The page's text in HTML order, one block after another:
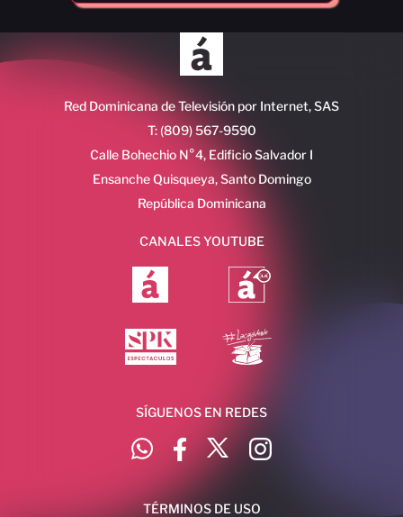
Red Dominicana de Televisión por Internet, SAS
T: (809) 567-9590
Calle Bohechio N°4, Edificio Salvador I
Ensanche Quisqueya, Santo Domingo
República Dominicana
CANALES YOUTUBE
SÍGUENOS EN REDES
TÉRMINOS DE USO